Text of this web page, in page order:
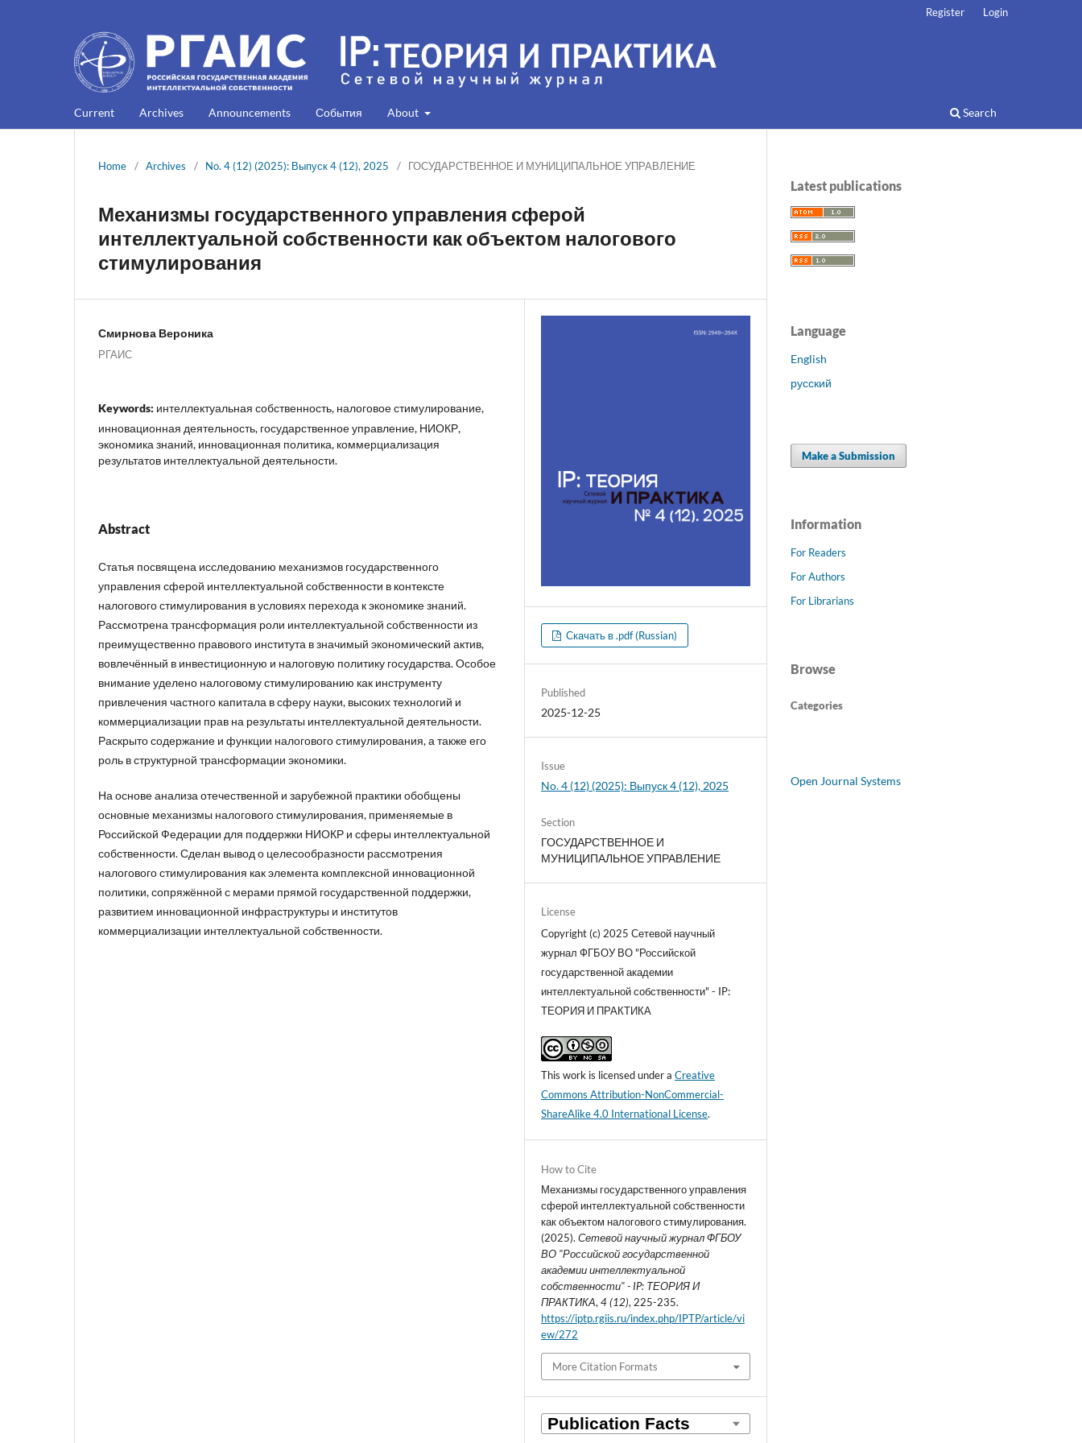
Current Archives Announcements События About Search
Register Login
Home / Archives / No. 4 (12) (2025): Выпуск 4 (12), 2025 / ГОСУДАРСТВЕННОЕ И МУНИЦИПАЛЬНОЕ УПРАВЛЕНИЕ
Механизмы государственного управления сферой
интеллектуальной собственности как объектом налогового
стимулирования
Смирнова Вероника
РГАИС
Keywords: интеллектуальная собственность, налоговое стимулирование,
инновационная деятельность, государственное управление, НИОКР,
экономика знаний, инновационная политика, коммерциализация
результатов интеллектуальной деятельности.
Abstract
Статья посвящена исследованию механизмов государственного
управления сферой интеллектуальной собственности в контексте
налогового стимулирования в условиях перехода к экономике знаний.
Рассмотрена трансформация роли интеллектуальной собственности из
преимущественно правового института в значимый экономический актив,
вовлечённый в инвестиционную и налоговую политику государства. Особое
внимание уделено налоговому стимулированию как инструменту
привлечения частного капитала в сферу науки, высоких технологий и
коммерциализации прав на результаты интеллектуальной деятельности.
Раскрыто содержание и функции налогового стимулирования, а также его
роль в структурной трансформации экономики.
На основе анализа отечественной и зарубежной практики обобщены
основные механизмы налогового стимулирования, применяемые в
Российской Федерации для поддержки НИОКР и сферы интеллектуальной
собственности. Сделан вывод о целесообразности рассмотрения
налогового стимулирования как элемента комплексной инновационной
политики, сопряжённой с мерами прямой государственной поддержки,
развитием инновационной инфраструктуры и институтов
коммерциализации интеллектуальной собственности.
Скачать в .pdf (Russian)
Published
2025-12-25
Issue
No. 4 (12) (2025): Выпуск 4 (12), 2025
Section
ГОСУДАРСТВЕННОЕ И
МУНИЦИПАЛЬНОЕ УПРАВЛЕНИЕ
License
Copyright (c) 2025 Сетевой научный
журнал ФГБОУ ВО "Российской
государственной академии
интеллектуальной собственности" - IP:
ТЕОРИЯ И ПРАКТИКА
This work is licensed under aCreative
Commons Attribution-NonCommercial-
ShareAlike 4.0 International License.
How to Cite
Механизмы государственного управления
сферой интеллектуальной собственности
как объектом налогового стимулирования.
(2025).Сетевой научный журнал ФГБОУ
ВО "Российской государственной
академии интеллектуальной
собственности" - IP: ТЕОРИЯ И
ПРАКТИКА,4 (12), 225-235.
https://iptp.rgiis.ru/index.php/IPTP/article/vi
ew/272
More Citation Formats
Latest publications
Language
English
русский
Make a Submission
Information
For Readers
For Authors
For Librarians
Browse
Categories
Open Journal Systems